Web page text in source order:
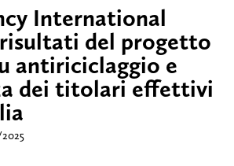
International
del progetto
antiriciclaggio e
dei titolari effettivi